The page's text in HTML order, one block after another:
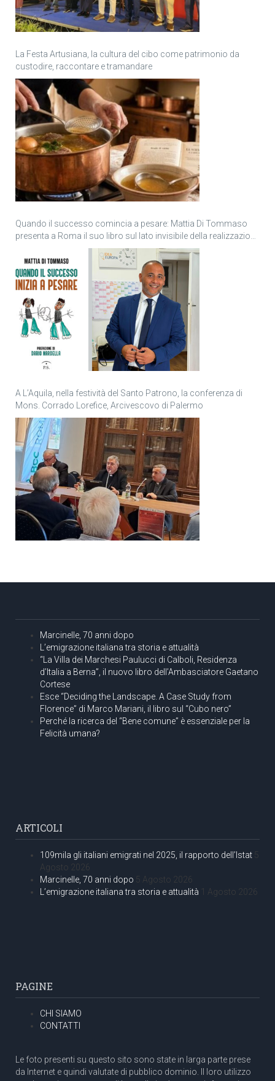
La Festa Artusiana, la cultura del cibo come patrimonio da
custodire, raccontare e tramandare
Quando il successo comincia a pesare: Mattia Di Tommaso
presenta a Roma il suo libro sul lato invisibile della realizzazione
A L’Aquila, nella festività del Santo Patrono, la conferenza di
Mons. Corrado Lorefice, Arcivescovo di Palermo
Marcinelle, 70 anni dopo
L’emigrazione italiana tra storia e attualità
“La Villa dei Marchesi Paulucci di Calboli, Residenza
d’Italia a Berna”, il nuovo libro dell’Ambasciatore Gaetano
Cortese
Esce “Deciding the Landscape. A Case Study from
Florence” di Marco Mariani, il libro sul “Cubo nero”
Perché la ricerca del “Bene comune” è essenziale per la
Felicità umana?
ARTICOLI
109mila gli italiani emigrati nel 2025, il rapporto dell’Istat 5
Agosto 2026
Marcinelle, 70 anni dopo 5 Agosto 2026
L’emigrazione italiana tra storia e attualità 1 Agosto 2026
PAGINE
CHI SIAMO
CONTATTI
Le foto presenti su questo sito sono state in larga parte prese
da Internet e quindi valutate di pubblico dominio. Il loro utilizzo